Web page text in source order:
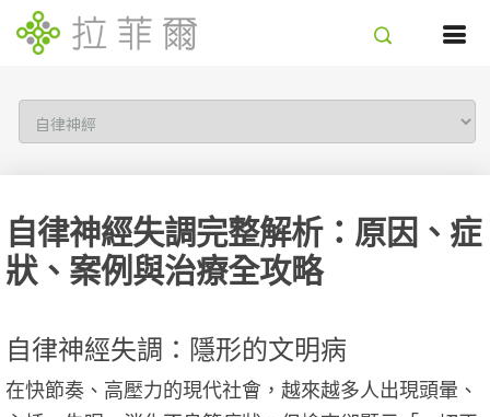
自律神經失調完整解析：原因、症
狀、案例與治療全攻略
自律神經失調：隱形的文明病
在快節奏、高壓力的現代社會，越來越多人出現頭暈、